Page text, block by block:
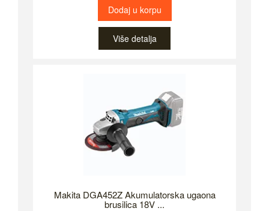
Dodaj u korpu
Više detalja
Makita DGA452Z Akumulatorska ugaona
brusilica 18V ...